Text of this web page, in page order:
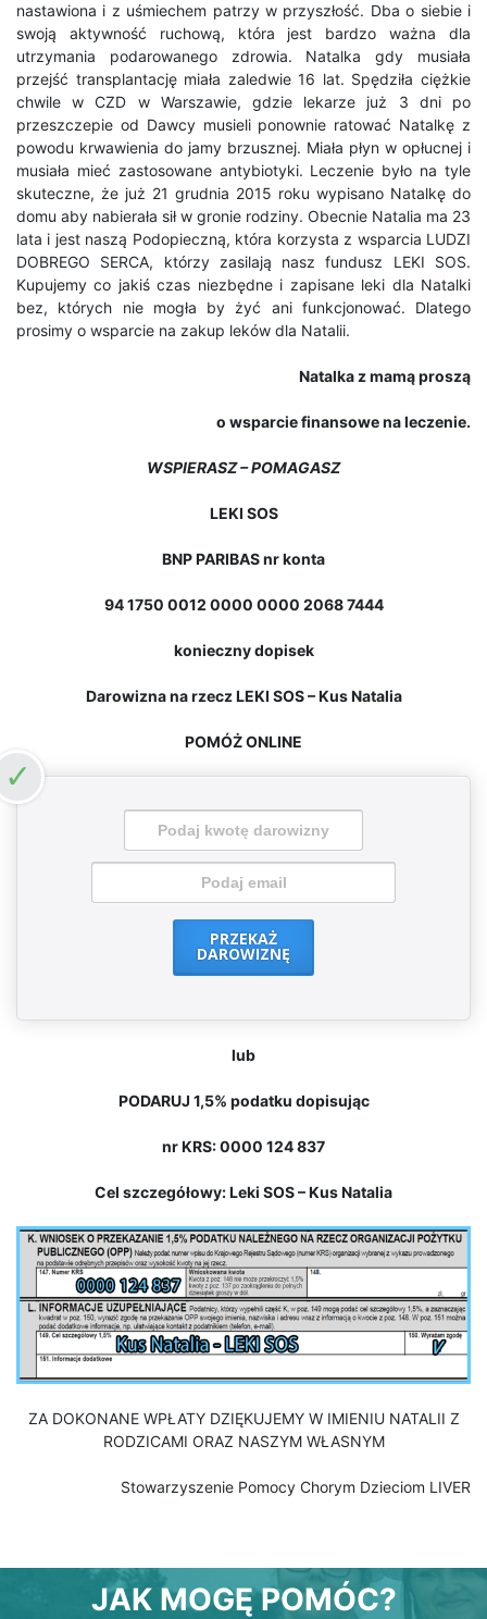
nastawiona i z uśmiechem patrzy w przyszłość. Dba o siebie i
swoją aktywność ruchową, która jest bardzo ważna dla
utrzymania podarowanego zdrowia. Natalka gdy musiała
przejść transplantację miała zaledwie 16 lat. Spędziła ciężkie
chwile w CZD w Warszawie, gdzie lekarze już 3 dni po
przeszczepie od Dawcy musieli ponownie ratować Natalkę z
powodu krwawienia do jamy brzusznej. Miała płyn w opłucnej i
musiała mieć zastosowane antybiotyki. Leczenie było na tyle
skuteczne, że już 21 grudnia 2015 roku wypisano Natalkę do
domu aby nabierała sił w gronie rodziny. Obecnie Natalia ma 23
lata i jest naszą Podopieczną, która korzysta z wsparcia LUDZI
DOBREGO SERCA, którzy zasilają nasz fundusz LEKI SOS.
Kupujemy co jakiś czas niezbędne i zapisane leki dla Natalki
bez, których nie mogła by żyć ani funkcjonować. Dlatego
prosimy o wsparcie na zakup leków dla Natalii.
Natalka z mamąproszą
o wsparciefinansowe na leczenie.
WSPIERASZ – POMAGASZ
LEKI SOS
BNP PARIBAS nr konta
94 1750 0012 0000 0000 2068 7444
konieczny dopisek
Darowizna na rzecz LEKI SOS – Kus Natalia
POMÓŻ ONLINE
PRZEKAŻ
DAROWIZNĘ
lub
PODARUJ 1,5% podatku dopisując
nr KRS: 0000 124 837
Cel szczegółowy: Leki SOS – Kus Natalia
ZA DOKONANE WPŁATY DZIĘKUJEMY W IMIENIU NATALII Z
RODZICAMI ORAZ NASZYM WŁASNYM
Stowarzyszenie Pomocy Chorym Dzieciom LIVER
JAK MOGĘ POMÓC?